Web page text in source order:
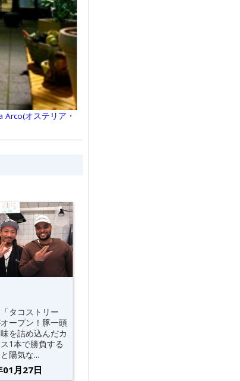
Arco(オステリア・
タコストリー
オープン！豚一頭
を詰め込んだカ
1本で勝負する
陽気な...
01月27日